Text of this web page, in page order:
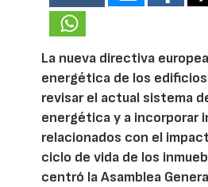
La nueva directiva
energética de los
revisar el actual sistema
energética y a incorporar
relacionados con el
ciclo de vida de los
centró la Asamblea